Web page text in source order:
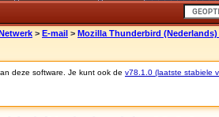
> E-mail > Mozilla Thunderbird (Nederlands)
deze software. Je kunt ook de v78.1.0 (laatste stabiele